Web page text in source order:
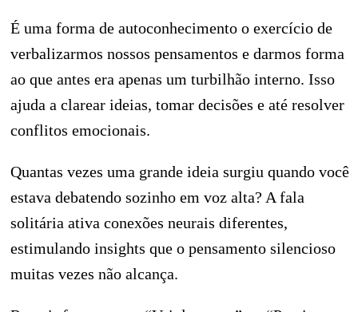
É uma forma de autoconhecimento o exercício de
verbalizarmos nossos pensamentos e darmos forma
ao que antes era apenas um turbilhão interno. Isso
ajuda a clarear ideias, tomar decisões e até resolver
conflitos emocionais.
Quantas vezes uma grande ideia surgiu quando você
estava debatendo sozinho em voz alta? A fala
solitária ativa conexões neurais diferentes,
estimulando insights que o pensamento silencioso
muitas vezes não alcança.